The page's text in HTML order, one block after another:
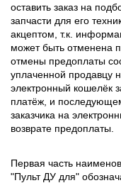
оставить заказ на
запчасти для его
акцептом, т.к.
может быть отменена
отмены предоплаты
уплаченной продавцу
электронный кошелёк
платёж, и
заказчика на
возврате предоплаты.
Первая часть
"Пульт ДУ для"